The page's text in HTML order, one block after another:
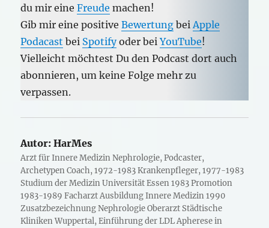
du mir eineFreude machen!
Gib mir eine positiveBewertung beiApple
Podacast bei Spotifyoder beiYouTube!
Vielleicht möchtest Du den Podcast dort auch
abonnieren, um keine Folge mehr zu
verpassen.
Autor: HarMes
Arzt für Innere Medizin Nephrologie, Podcaster,
Archetypen Coach, 1972-1983 Krankenpfleger, 1977-1983
Studium der Medizin Universität Essen 1983 Promotion
1983-1989 Facharzt Ausbildung Innere Medizin 1990
Zusatzbezeichnung Nephrologie Oberarzt Städtische
Kliniken Wuppertal, Einführung der LDL Apherese in